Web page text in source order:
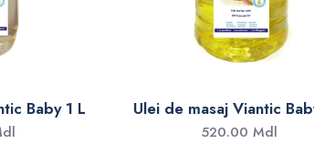
Baby 1 L Ulei de masaj Viantic
520.00 Mdl